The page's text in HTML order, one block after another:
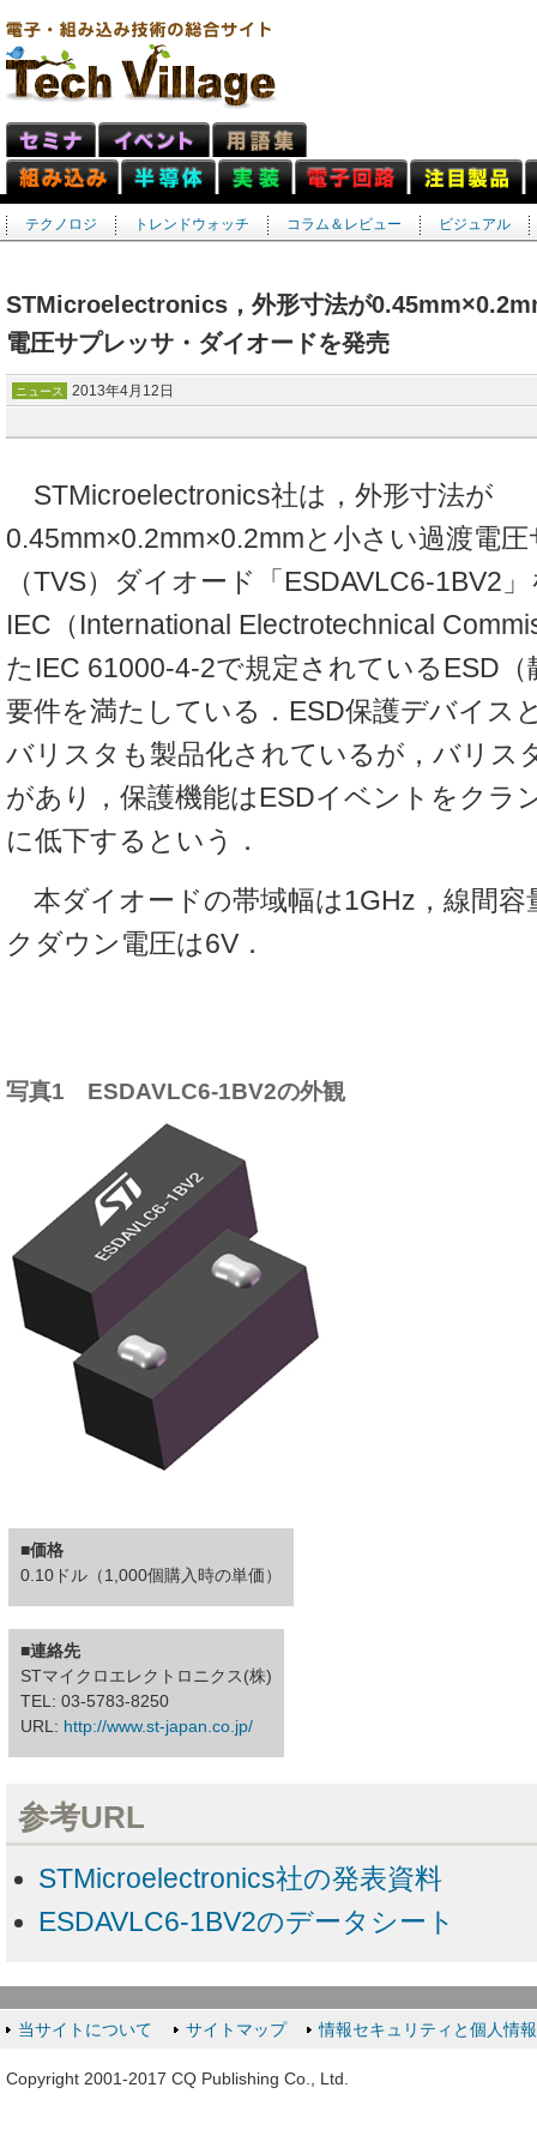
テクノロジ トレンドウォッチ コラム＆レビュー ビジュアル
STMicroelectronics，外形寸法が
電圧サプレッサ・ダイオードを発売
ニュース 2013年4月12日
STMicroelectronics社は，外形寸法が
0.45mm×0.2mm×0.2mmと小さい過渡電
（TVS）ダイオード「ESDAVLC6-1BV2
IEC（International Electrotechnical
たIEC 61000-4-2で規定されているESD（
要件を満たしている．ESD保護デバイス
バリスタも製品化されているが，バリス
があり，保護機能はESDイベントをクラ
に低下するという．
本ダイオードの帯域幅は1GHz，線間容
クダウン電圧は6V．
写真1 ESDAVLC6-1BV2の外観
■価格
0.10ドル（1,000個購入時の単価）
■連絡先
STマイクロエレクトロニクス(株)
TEL: 03-5783-8250
URL: http://www.st-japan.co.jp/
参考URL
STMicroelectronics社の発表資料
ESDAVLC6-1BV2のデータシート
当サイトについて サイトマップ 情報セキュリティと個人情
Copyright 2001-2017 CQ Publishing Co., Ltd.